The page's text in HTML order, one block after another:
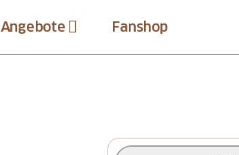
Angebote Fanshop